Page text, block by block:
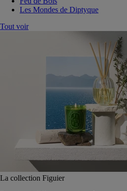
Les Mondes de Diptyque
Tout voir
La collection Figuier